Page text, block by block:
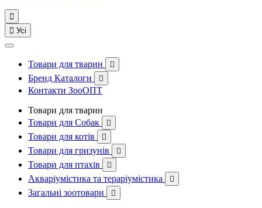

 Усі
Товари для тварин 
Бренд Каталоги 
Контакти ЗооОПТ
Товари для тварин
Товари для Собак

Товари для котів 
Товари для гризунів 
Товари для птахів 
Акваріумістика та тераріумістика 
Загальні зоотовари 